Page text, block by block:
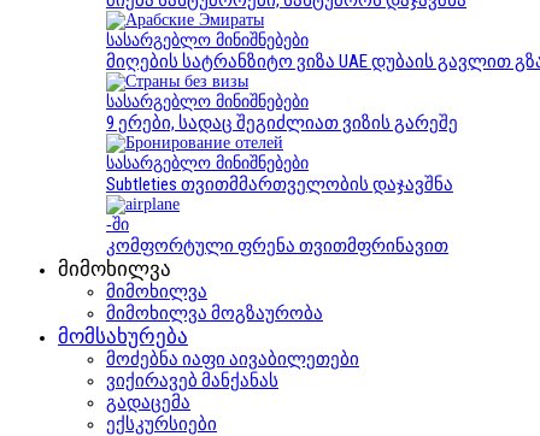
სასარგებლო მინიშნებები
მიღების სატრანზიტო ვიზა UAE დუბაის გავლით
სასარგებლო მინიშნებები
9 ერები, სადაც შეგიძლიათ ვიზის გარეშე
სასარგებლო მინიშნებები
Subtleties თვითმმართველობის დაჯავშნა
-ში
კომფორტული ფრენა თვითმფრინავით
მიმოხილვა
მიმოხილვა
მიმოხილვა მოგზაურობა
მომსახურება
მოძებნა იაფი აივაბილეთები
ვიქირავებ მანქანას
გადაცემა
ექსკურსიები